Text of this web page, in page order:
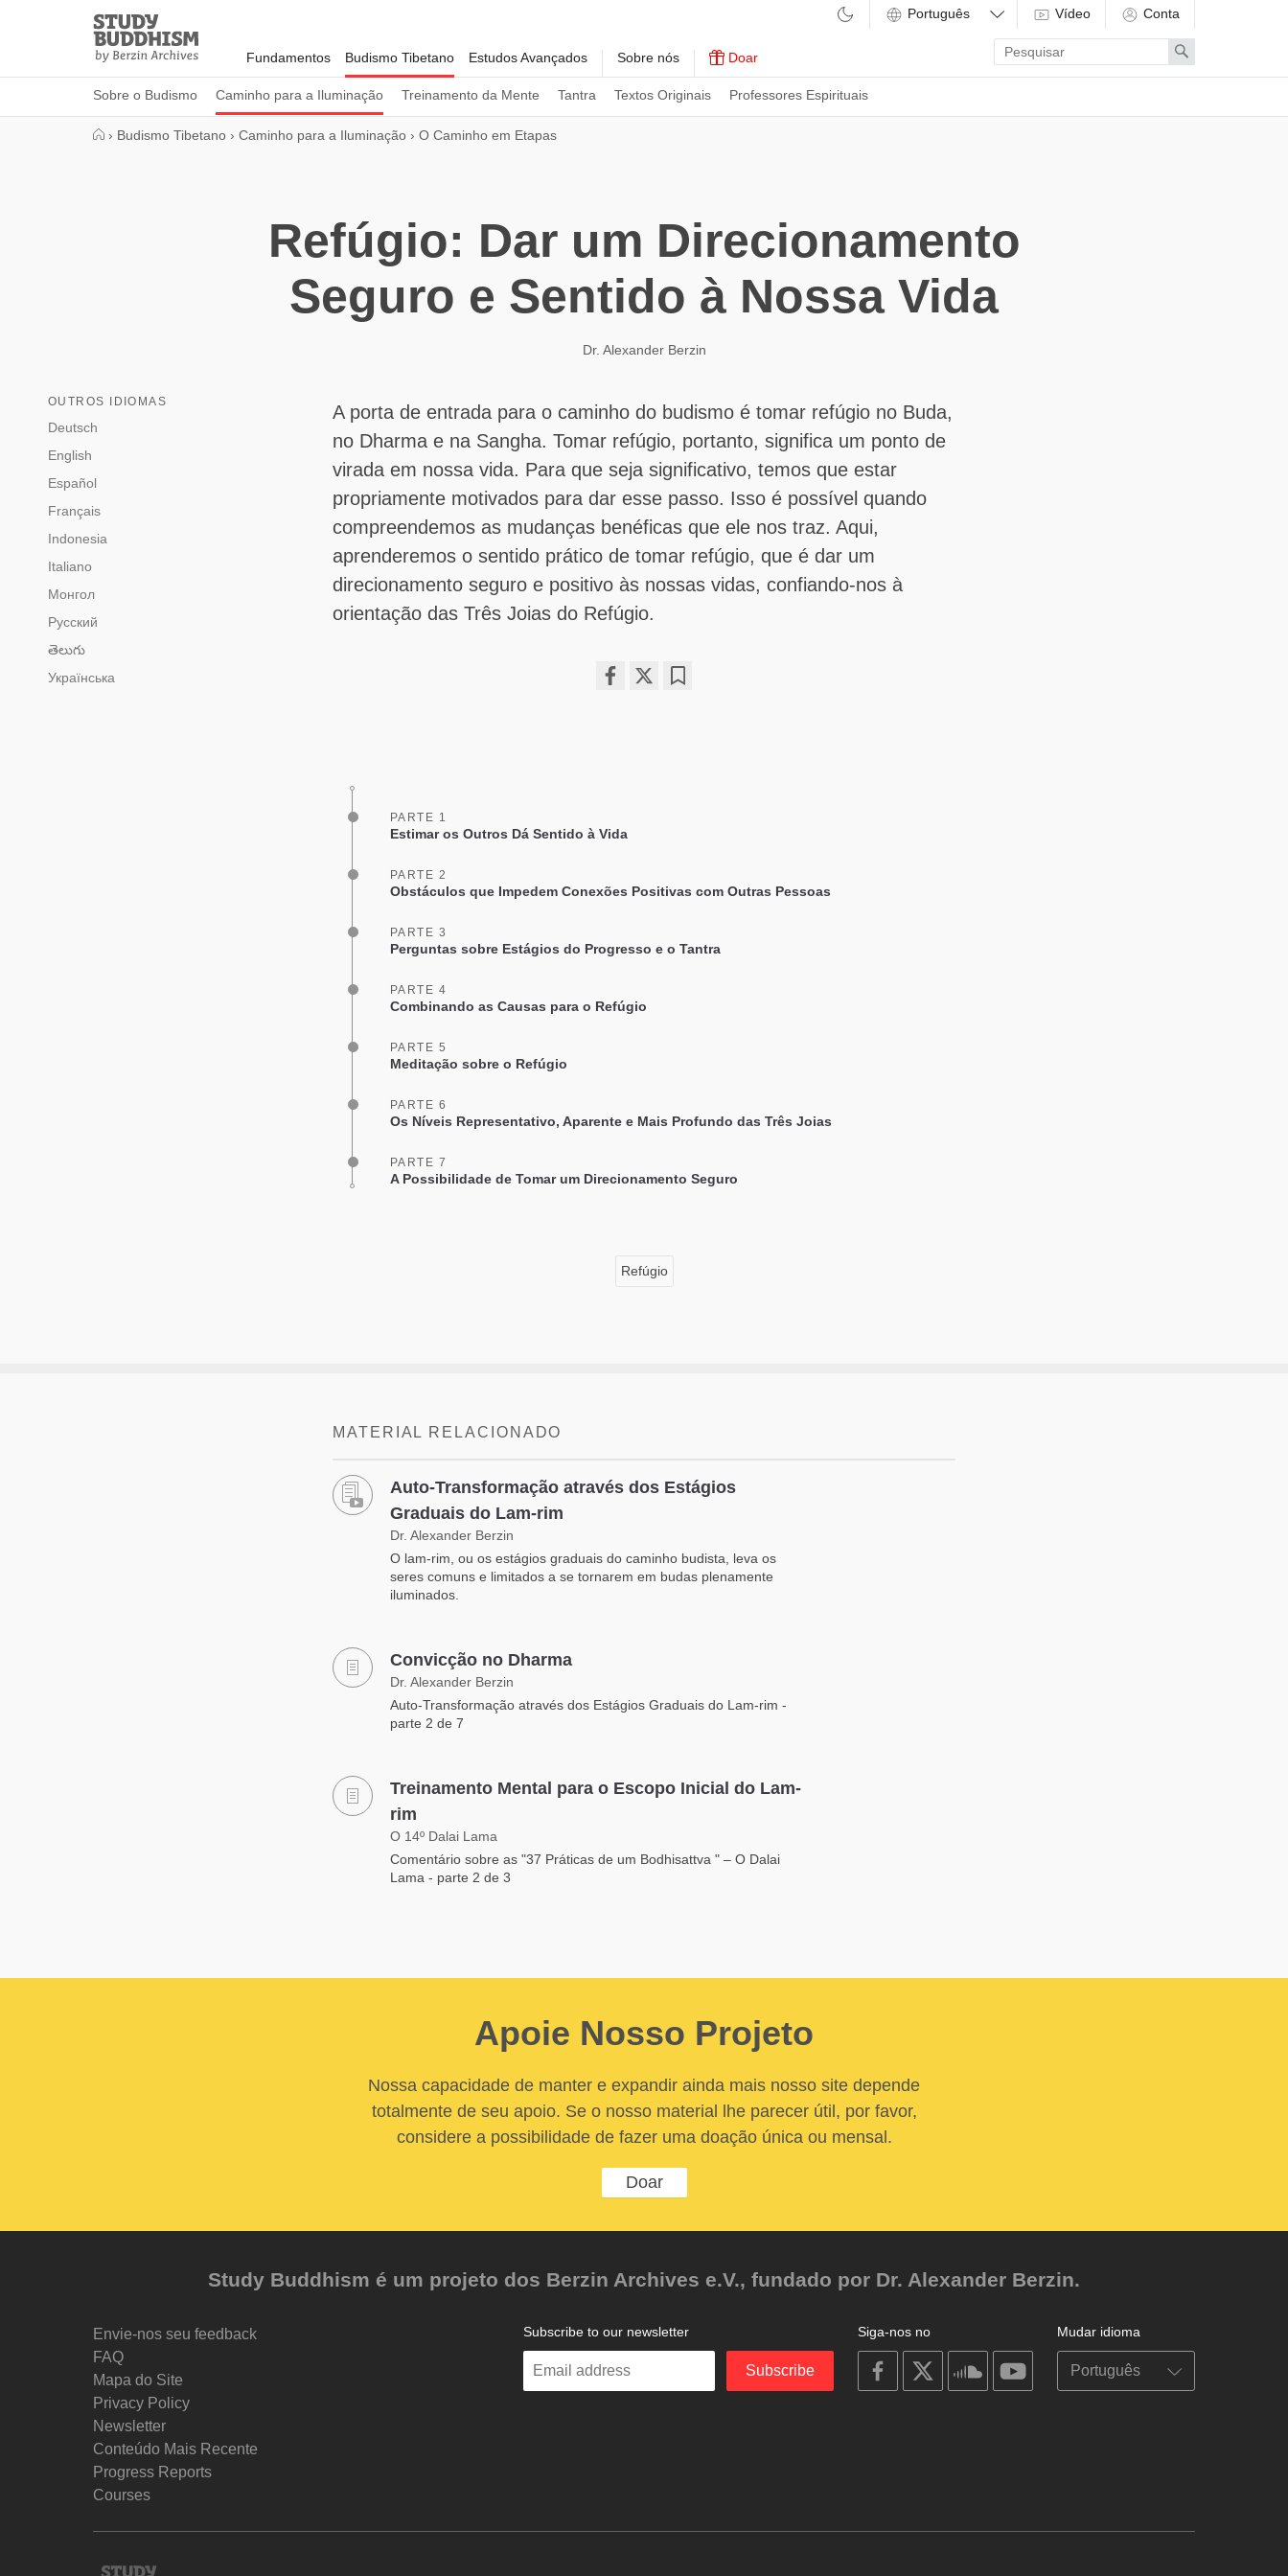
Study
Buddhism
Home
Fundamentos Budismo Tibetano
Sobre o Budismo Caminho para a Iluminação Treinamento da Mente Tantra Textos Originais Professores Espirituais
Estudos Avançados Sobre nós Doar
Vídeo Conta
Enter
search
term
Search
› Budismo Tibetano › Caminho para a Iluminação › O Caminho em Etapas
Refúgio: Dar um Direcionamento
Seguro e Sentido à Nossa Vida
Dr. Alexander Berzin
OUTROS IDIOMAS
Deutsch
English
Español
Français
Indonesia
Italiano
Монгол
Русский
తెలుగు
Українська
A porta de entrada para o caminho do budismo é tomar refúgio no Buda,
no Dharma e na Sangha. Tomar refúgio, portanto, significa um ponto de
virada em nossa vida. Para que seja significativo, temos que estar
propriamente motivados para dar esse passo. Isso é possível quando
compreendemos as mudanças benéficas que ele nos traz. Aqui,
aprenderemos o sentido prático de tomar refúgio, que é dar um
direcionamento seguro e positivo às nossas vidas, confiando-nos à
orientação das Três Joias do Refúgio.
PARTE 1
Estimar os Outros Dá Sentido à Vida
PARTE 2
Obstáculos que Impedem Conexões Positivas com Outras Pessoas
PARTE 3
Perguntas sobre Estágios do Progresso e o Tantra
PARTE 4
Combinando as Causas para o Refúgio
PARTE 5
Meditação sobre o Refúgio
PARTE 6
Os Níveis Representativo, Aparente e Mais Profundo das Três Joias
PARTE 7
A Possibilidade de Tomar um Direcionamento Seguro
Refúgio
MATERIAL RELACIONADO
Auto-Transformação através dos Estágios
Graduais do Lam-rim
Dr. Alexander Berzin
O lam-rim, ou os estágios graduais do caminho budista, leva os
seres comuns e limitados a se tornarem em budas plenamente
iluminados.
Convicção no Dharma
Dr. Alexander Berzin
Auto-Transformação através dos Estágios Graduais do Lam-rim -
parte 2 de 7
Treinamento Mental para o Escopo Inicial do Lam-
rim
O 14º Dalai Lama
Comentário sobre as "37 Práticas de um Bodhisattva " – O Dalai
Lama - parte 2 de 3
Apoie Nosso Projeto
Nossa capacidade de manter e expandir ainda mais nosso site depende
totalmente de seu apoio. Se o nosso material lhe parecer útil, por favor,
considere a possibilidade de fazer uma doação única ou mensal.
Doar
Study Buddhism é um projeto dos Berzin Archives e.V., fundado por Dr. Alexander Berzin.
Envie-nos seu feedback
FAQ
Mapa do Site
Privacy Policy
Newsletter
Conteúdo Mais Recente
Progress Reports
Courses
Mudar idioma
Siga-nos no
on
facebook
on
on
soundcloudyoutube
Subscribe to our newsletter
Enter
Subscribe